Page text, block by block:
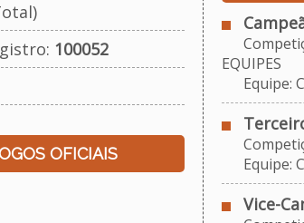
100052
OFICIAIS
EQUIPES
Equipe:
Equipe:
Vice-